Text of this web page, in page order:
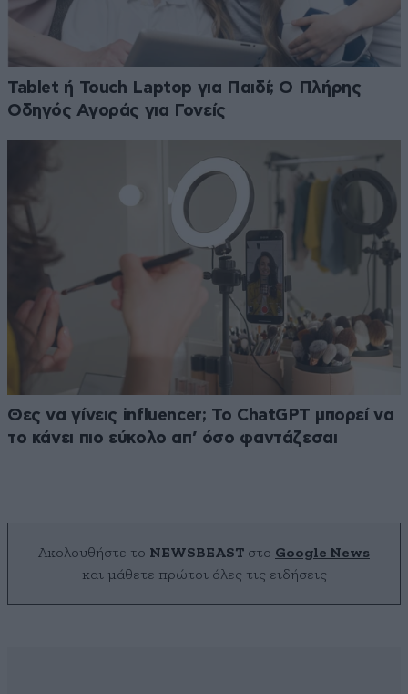
Tablet ή Touch Laptop για Παιδί; Ο Πλήρης
Οδηγός Αγοράς για Γονείς
Θες να γίνεις influencer; Το ChatGPT μπορεί να
το κάνει πιο εύκολο απ’ όσο φαντάζεσαι
Ακολουθήστε το NEWSBEAST στο Google News
και μάθετε πρώτοι όλες τις ειδήσεις